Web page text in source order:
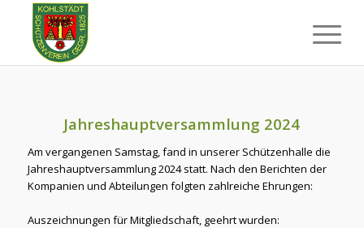
Jahreshauptversammlung 2024
Am vergangenen Samstag, fand in unserer Schützenhalle die
Jahreshauptversammlung 2024 statt. Nach den Berichten der
Kompanien und Abteilungen folgten zahlreiche Ehrungen:
Auszeichnungen für Mitgliedschaft, geehrt wurden: